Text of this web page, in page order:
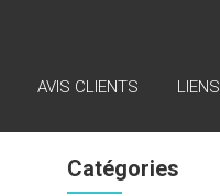
AVIS CLIENTS LIENS
Catégories